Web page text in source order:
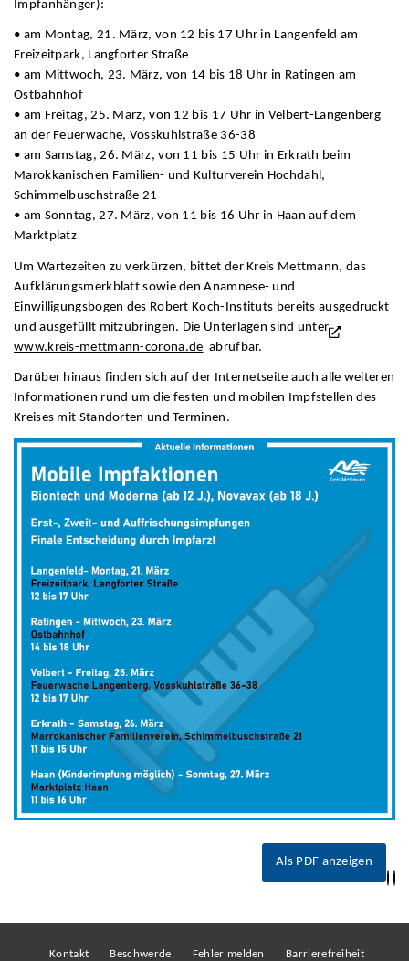
Impfanhänger):
• am Montag, 21. März, von 12 bis 17 Uhr in Langenfeld am
Freizeitpark, Langforter Straße
• am Mittwoch, 23. März, von 14 bis 18 Uhr in Ratingen am
Ostbahnhof
• am Freitag, 25. März, von 12 bis 17 Uhr in Velbert-Langenberg
an der Feuerwache, Vosskuhlstraße 36-38
• am Samstag, 26. März, von 11 bis 15 Uhr in Erkrath beim
Marokkanischen Familien- und Kulturverein Hochdahl,
Schimmelbuschstraße 21
• am Sonntag, 27. März, von 11 bis 16 Uhr in Haan auf dem
Marktplatz
Um Wartezeiten zu verkürzen, bittet der Kreis Mettmann, das
Aufklärungsmerkblatt sowie den Anamnese- und
Einwilligungsbogen des Robert Koch-Instituts bereits ausgedruckt
und ausgefüllt mitzubringen. Die Unterlagen sind unter
www.kreis-mettmann-corona.de abrufbar.
Darüber hinaus finden sich auf der Internetseite auch alle weiteren
Informationen rund um die festen und mobilen Impfstellen des
Kreises mit Standorten und Terminen.
Als PDF anzeigen
Kontakt Beschwerde Fehler melden Barrierefreiheit